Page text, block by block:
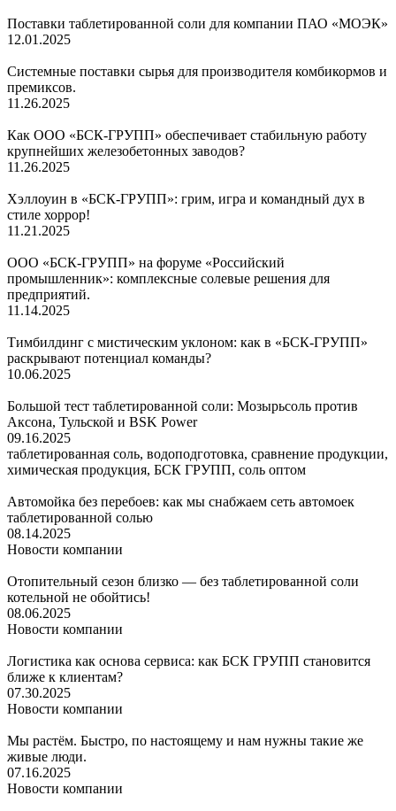
Поставки таблетированной соли для компании ПАО «МОЭК»
12.01.2025
Системные поставки сырья для производителя комбикормов и
премиксов.
11.26.2025
Как ООО «БСК-ГРУПП» обеспечивает стабильную работу
крупнейших железобетонных заводов?
11.26.2025
Хэллоуин в «БСК-ГРУПП»: грим, игра и командный дух в
стиле хоррор!
11.21.2025
ООО «БСК-ГРУПП» на форуме «Российский
промышленник»: комплексные солевые решения для
предприятий.
11.14.2025
Тимбилдинг с мистическим уклоном: как в «БСК-ГРУПП»
раскрывают потенциал команды?
10.06.2025
Большой тест таблетированной соли: Мозырьсоль против
Аксона, Тульской и BSK Power
09.16.2025
таблетированная соль, водоподготовка, сравнение продукции,
химическая продукция, БСК ГРУПП, соль оптом
Автомойка без перебоев: как мы снабжаем сеть автомоек
таблетированной солью
08.14.2025
Новости компании
Отопительный сезон близко — без таблетированной соли
котельной не обойтись!
08.06.2025
Новости компании
Логистика как основа сервиса: как БСК ГРУПП становится
ближе к клиентам?
07.30.2025
Новости компании
Мы растём. Быстро, по настоящему и нам нужны такие же
живые люди.
07.16.2025
Новости компании